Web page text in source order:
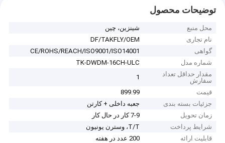
توضیحات محصول
محل منبع
شينزين، چين
نام تجاری
DF/TAKFLY/OEM
گواهی
CE/ROHS/REACH/ISO9001/ISO14001
شماره مدل
TK-DWDM-16CH-ULC
مقدار حداقل تعداد
سفارش
1
قیمت
899.99
جزئیات بسته بندی
جعبه داخلی + کارتن
زمان تحویل
7-9 کار در حال کار
شرایط پرداخت
T/T، وسترن یونیون
قابلیت ارائه
200 عدد در هفته